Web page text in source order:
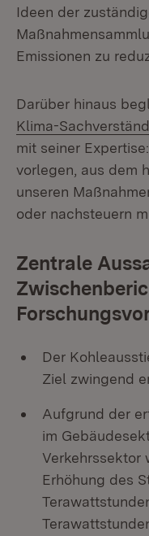
Ideen der
Emissionen zu
Darüber hinaus
Klima-
mit seiner
vorlegen, aus dem
unseren
oder nachsteuern
Zentrale
Der
Ziel zwingend
Aufgrund der
im
Verkehrssektor
Erhöhung des